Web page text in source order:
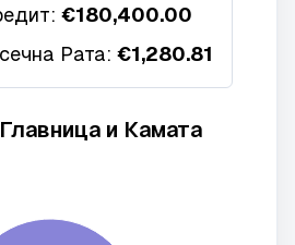
€180,400.00
Рата: €1,280.81
и Камата